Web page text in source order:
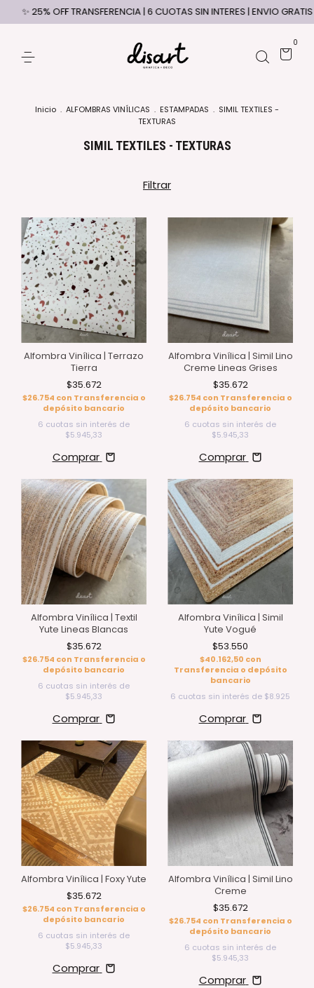
OFF TRANSFERENCIA | 6 CUOTAS SIN INTERES | ENVIO GRATIS
0
Inicio . ALFOMBRAS VINÍLICAS . ESTAMPADAS . SIMIL TEXTILES -
TEXTURAS
SIMIL TEXTILES - TEXTURAS
Filtrar
Alfombra Vinílica | Terrazo
Tierra
$35.672
$26.754 con Transferencia o
depósito bancario
6 cuotas sin interés de
$5.945,33
Comprar
Alfombra Vinílica | Simil Lino
Creme Lineas Grises
$35.672
$26.754 con Transferencia o
depósito bancario
6 cuotas sin interés de
$5.945,33
Comprar
Alfombra Vinílica | Textil
Yute Lineas Blancas
$35.672
$26.754 con Transferencia o
depósito bancario
6 cuotas sin interés de
$5.945,33
Comprar
Alfombra Vinílica | Simil
Yute Vogué
$53.550
$40.162,50 con
Transferencia o depósito
bancario
6 cuotas sin interés de $8.925
Comprar
Alfombra Vinílica | Foxy Yute
$35.672
$26.754 con Transferencia o
depósito bancario
6 cuotas sin interés de
$5.945,33
Comprar
Alfombra Vinílica | Simil Lino
Creme
$35.672
$26.754 con Transferencia o
depósito bancario
6 cuotas sin interés de
$5.945,33
Comprar